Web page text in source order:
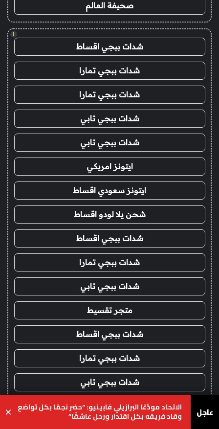
صحيفة العالم
!
شدات ببجي اقساط
شدات ببجي تمارا
شدات ببجي تمارا
شدات ببجي تابي
شدات ببجي تابي
ايتونز امريكي
ايتونز سعودي اقساط
شحن يلا لودو اقساط
شدات ببجي اقساط
شدات ببجي تمارا
شدات ببجي تابي
متجر تقسيط
شدات ببجي اقساط
شدات ببجي تمارا
شدات ببجي تابي
فور يو ستور عاجل الاتحاد مودِّعًا البرازيلي فابينيو: “حضر نجمًا بكل تواضع
وقاد فريقه بكل اقتدار ورحل عاشقًا” ×